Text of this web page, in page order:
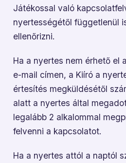
Játékossal való
nyertességétől függetlenül
ellenőrizni.
Ha a nyertes nem érhető el
e-mail címen, a Kiíró a
értesítés megküldésétől
alatt a nyertes által
legalább 2 alkalommal
felvenni a kapcsolatot.
Ha a nyertes attól a naptól